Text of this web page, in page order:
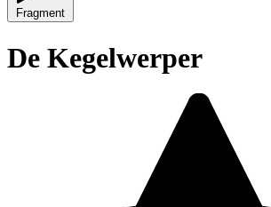
Fragment
De Kegelwerper